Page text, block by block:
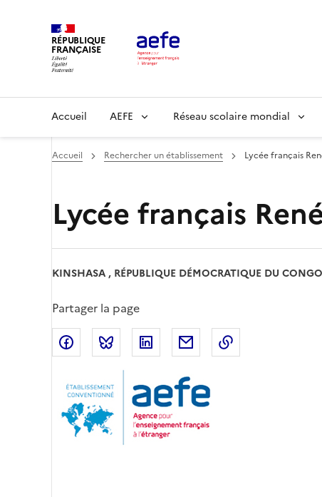
RÉPUBLIQUE
FRANÇAISE
Main
navigation
Accueil AEFE Réseau scolaire mondial
Accueil Rechercher un établissement Lycée français
Lycée français
KINSHASA , RÉPUBLIQUE DÉMOCRATIQUE DU CONGO
Partager la page
Partager sur Facebook
Partager sur Bluesky
Partager sur LinkedIn
Partager par email